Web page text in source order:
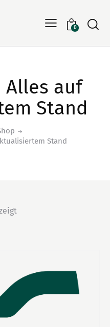
0
Alles auf
Stand
Stand